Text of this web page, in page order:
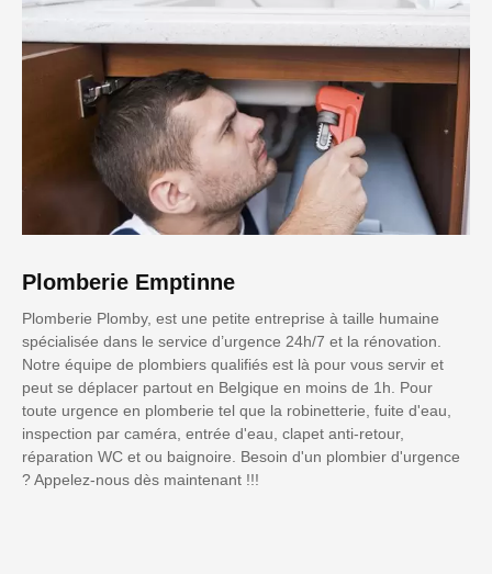
Plomberie Emptinne
Plomberie Plomby, est une petite entreprise à taille humaine
spécialisée dans le service d’urgence 24h/7 et la rénovation.
Notre équipe de plombiers qualifiés est là pour vous servir et
peut se déplacer partout en Belgique en moins de 1h. Pour
toute urgence en plomberie tel que la robinetterie, fuite d'eau,
inspection par caméra, entrée d'eau, clapet anti-retour,
réparation WC et ou baignoire. Besoin d'un plombier d'urgence
? Appelez-nous dès maintenant !!!